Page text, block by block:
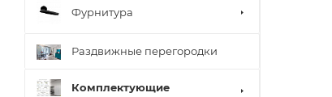
Фурнитура
Раздвижные перегородки
Комплектующие